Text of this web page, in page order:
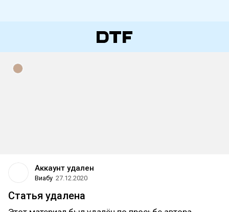
Аккаунт удален
Виабу 27.12.2020
Статья удалена